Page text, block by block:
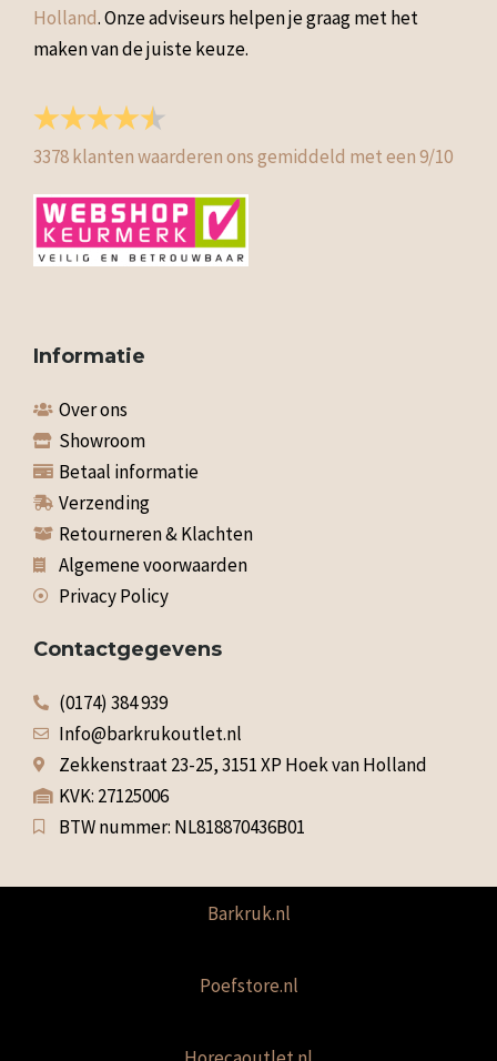
Holland. Onze adviseurs helpen je graag met het
maken van de juiste keuze.
3378klanten waarderen ons gemiddeld met een9/10
Informatie
Over ons
Showroom
Betaal informatie
Verzending
Retourneren & Klachten
Algemene voorwaarden
Privacy Policy
Contactgegevens
(0174) 384 939
Info@barkrukoutlet.nl
Zekkenstraat 23-25, 3151 XP Hoek van Holland
KVK: 27125006
BTW nummer: NL818870436B01
Barkruk.nl
Poefstore.nl